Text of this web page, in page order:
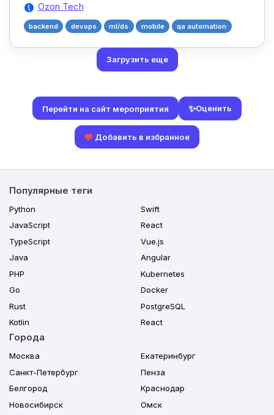
Ozon Tech
backend devops ml/ds mobile qa automation
Загрузить еще
Перейти на сайт мероприятия ✨Оценить
Добавить в избранное
Популярные теги
Python
JavaScript
TypeScript
Java
PHP
Go
Rust
Kotlin
Swift
React
Vue.js
Angular
Kubernetes
Docker
PostgreSQL
React
Города
Москва
Санкт-Петербург
Белгород
Новосибирск
Екатеринбург
Пенза
Краснодар
Омск